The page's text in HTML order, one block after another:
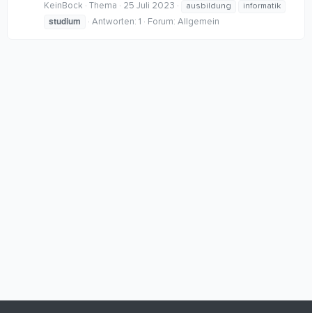
KeinBock Thema 25 Juli 2023 ausbildung informatik
studium Antworten: 1 Forum: Allgemein